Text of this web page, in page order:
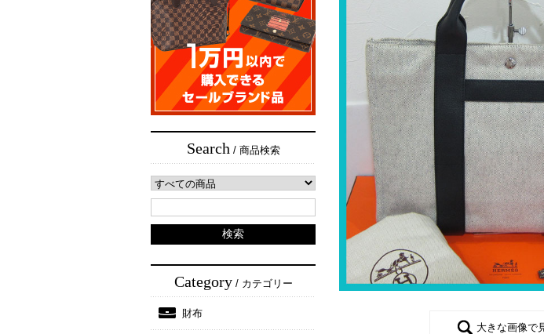
Search/ 商品検索
Category/ カテゴリー
財布
大きな画像で